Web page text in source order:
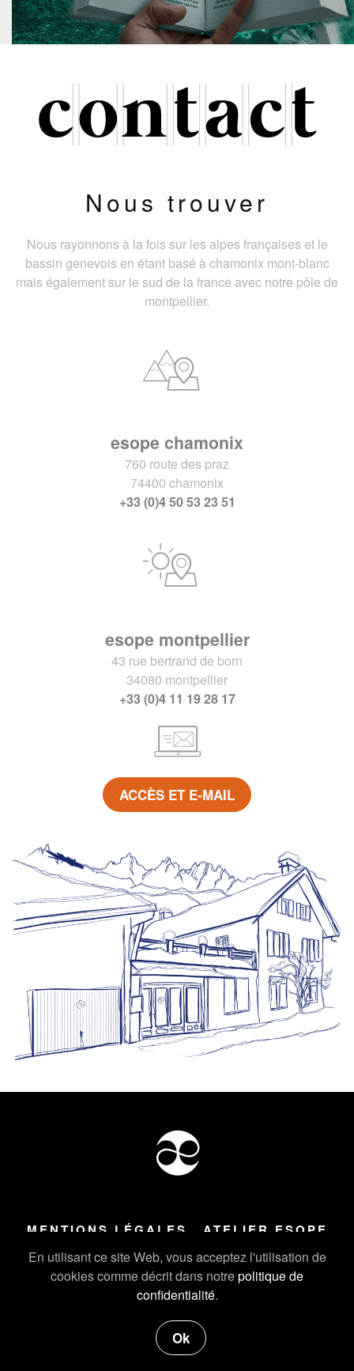
En utilisant ce site Web, vous acceptez l'utilisation de
cookies comme décrit dans notrepolitique de
confidentialité.
Ok
Nous trouver
Nous rayonnons à la fois sur les alpes françaises et le
bassin genevois en étant basé à chamonix mont-blanc
mais également sur le sud de la france avec notre pôle de
montpellier.
esope chamonix
760 route des praz
74400 chamonix
+33 (0)4 50 53 23 51
esope montpellier
43 rue bertrand de born
34080 montpellier
+33 (0)4 11 19 28 17
ACCÈS ET E-MAIL
MENTIONS LÉGALES ATELIER ESOPE